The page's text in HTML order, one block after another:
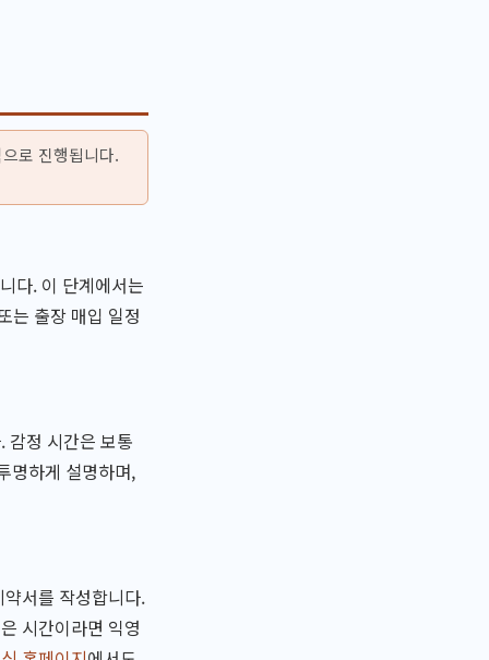
로 진행됩니다.
다. 이 단계에서는
는 출장 매입 일정
감정 시간은 보통
명하게 설명하며,
서를 작성합니다.
시간이라면 익영